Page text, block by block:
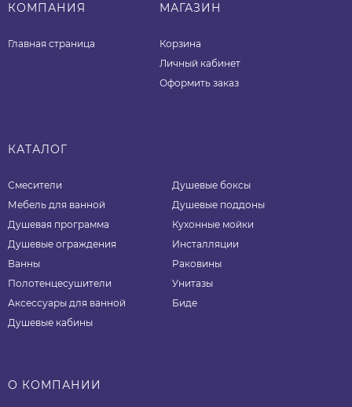
КОМПАНИЯ
Главная страница
МАГАЗИН
Корзина
Личный кабинет
Оформить заказ
КАТАЛОГ
Смесители
Мебель для ванной
Душевая программа
Душевые ограждения
Ванны
Полотенцесушители
Аксессуары для ванной
Душевые кабины
Душевые боксы
Душевые поддоны
Кухонные мойки
Инсталляции
Раковины
Унитазы
Биде
О КОМПАНИИ